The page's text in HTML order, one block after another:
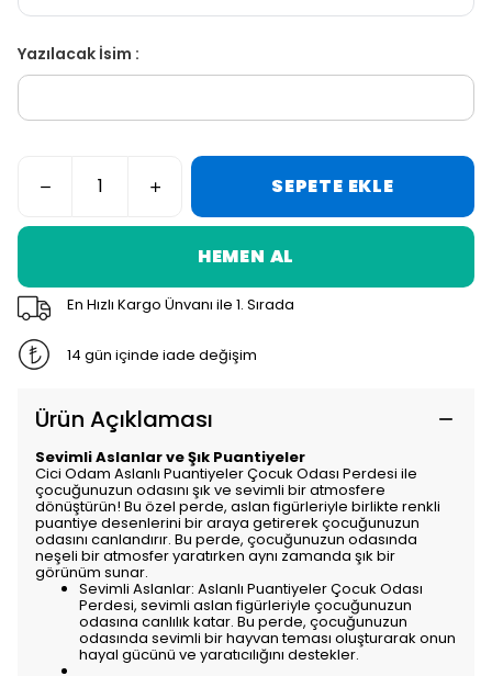
Yazılacak İsim :
SEPETE EKLE
HEMEN AL
En Hızlı Kargo Ünvanı ile 1. Sırada
14 gün içinde iade değişim
Ürün Açıklaması
Sevimli Aslanlar ve Şık Puantiyeler
Cici Odam Aslanlı Puantiyeler Çocuk Odası Perdesi ile
çocuğunuzun odasını şık ve sevimli bir atmosfere
dönüştürün! Bu özel perde, aslan figürleriyle birlikte renkli
puantiye desenlerini bir araya getirerek çocuğunuzun
odasını canlandırır. Bu perde, çocuğunuzun odasında
neşeli bir atmosfer yaratırken aynı zamanda şık bir
görünüm sunar.
Sevimli Aslanlar: Aslanlı Puantiyeler Çocuk Odası
Perdesi, sevimli aslan figürleriyle çocuğunuzun
odasına canlılık katar. Bu perde, çocuğunuzun
odasında sevimli bir hayvan teması oluşturarak onun
hayal gücünü ve yaratıcılığını destekler.